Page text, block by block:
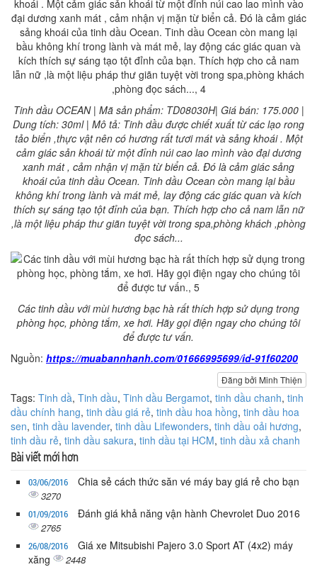
Tinh dầu OCEAN | Mã sản phẩm: TD08030H| Giá bán: 175.000 |
Dung tích: 30ml | Mô tả: Tinh dầu được chiết xuất từ các lạo rong
tảo biển ,thực vật nên có hương rất tươi mát và sảng khoái . Một
cảm giác sản khoái từ một đỉnh núi cao lao mình vào đại dương
xanh mát , cảm nhận vị mặn từ biển cả. Đó là cảm giác sảng
khoái của tinh dầu Ocean. Tinh dầu Ocean còn mang lại bầu
không khí trong lành và mát mẻ, lay động các giác quan và kích
thích sự sáng tạo tột đỉnh của bạn. Thích hợp cho cả nam lẫn nữ
,là một liệu pháp thư giãn tuyệt vời trong spa,phòng khách ,phòng
đọc sách...
Các tinh dầu với mùi hương bạc hà rất thích hợp sử dụng trong
phòng học, phòng tắm, xe hơi. Hãy gọi điện ngay cho chúng tôi
để được tư vấn.
Nguồn: https://muabannhanh.com/01666995699/id-91f60200
Đăng bởi Minh Thiện
Tags: Tinh dầ, Tinh dầu, Tinh dầu Bergamot, tinh dầu chanh, tinh
dầu chính hang, tinh dầu giá rẻ, tinh dầu hoa hồng, tinh dầu hoa
sen, tinh dầu lavender, tinh dầu Lifewonders, tinh dầu oải hương,
tinh dầu rẻ, tinh dầu sakura, tinh dầu tại HCM, tinh dầu xả chanh
Bài viết mới hơn
03/06/2016 Chia sẻ cách thức săn vé máy bay giá rẻ cho bạn
3270
01/09/2016 Đánh giá khả năng vận hành Chevrolet Duo 2016
2765
26/08/2016
Giá xe Mitsubishi Pajero 3.0 Sport AT (4x2) máy
xăng
2448